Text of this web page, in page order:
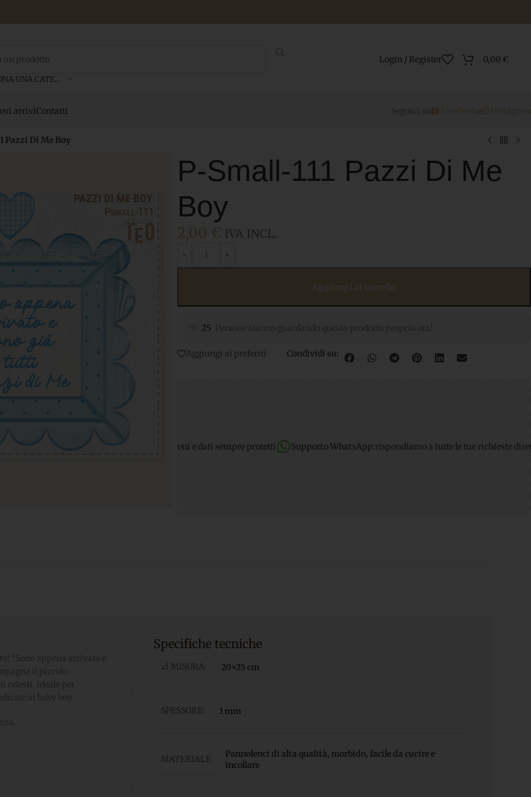
SELEZIONA UNA CATEGORIA
Login / Register 0,00 €
arriviContatti
Pazzi Di Me Boy
P-Small-111 Pazzi Di Me
Boy
IVA INCL.
25
Aggiungi ai preferiti Condividi su:
sicuri per transazioni e dati sempre protetti Supporto WhatsApp:rispondiamo a tutte le tue richieste dirette Spedizione
Specifiche tecniche
📐 MISURA: 20×25 cm
SPESSORE: 1 mm
MATERIALE
Pannolenci di alta qualità, morbido, facile da cucire e
incollare